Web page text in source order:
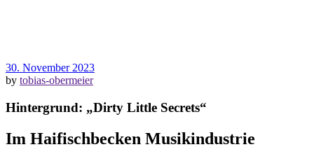
30. November 2023
by tobias-obermeier
Hintergrund: „Dirty Little Secrets“
Im Haifischbecken Musikindustrie